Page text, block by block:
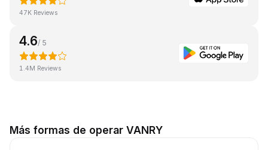
47K Reviews
4.6/ 5
1.4M Reviews
Más formas de operar VANRY